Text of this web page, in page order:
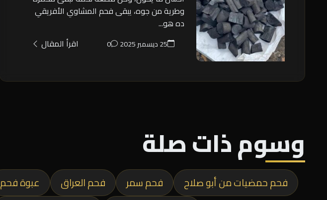
وطرية من جوه، يبقى فحم المشاوي الأفريقي
ده هو...
25 ديسمبر 2025 0 اقرأ المقال
وسوم ذات صلة
فحم حمضيات من أبو صلاح فحم سمر فحم العراق عبوة فحم